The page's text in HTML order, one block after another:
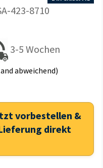
423-8710
3-5 Wochen
abweichend)
vorbestellen &
direkt